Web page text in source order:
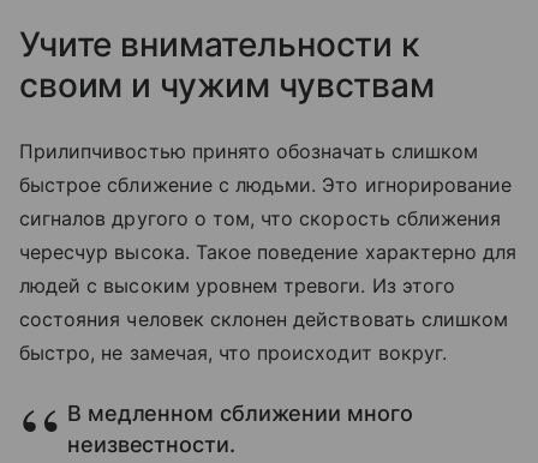
Учите внимательности к
своим и чужим чувствам
Прилипчивостью принято обозначать слишком
быстрое сближение с людьми. Это игнорирование
сигналов другого о том, что скорость сближения
чересчур высока. Такое поведение характерно для
людей с высоким уровнем тревоги. Из этого
состояния человек склонен действовать слишком
быстро, не замечая, что происходит вокруг.
В медленном сближении много
неизвестности.